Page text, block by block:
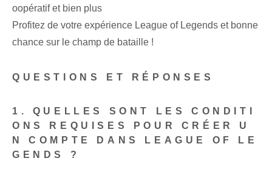
oopératif et bien plus
Profitez de votre expérience League of Legends et bonne
chance sur le champ de bataille !
QUESTIONS ET RÉPONSES
1. QUELLES SONT LES CONDITI
ONS REQUISES POUR CRÉER U
N COMPTE DANS LEAGUE OF LE
GENDS ?